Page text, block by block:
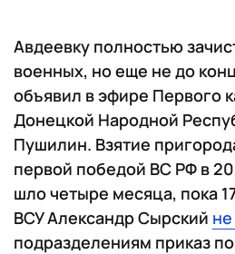
Авдеевку полностью
военных, но еще не до
объявил в эфире Первого
Донецкой Народной
Пушилин. Взятие
первой победой ВС РФ в
шло четыре месяца, пока
ВСУ Александр Сырский
подразделениям приказ